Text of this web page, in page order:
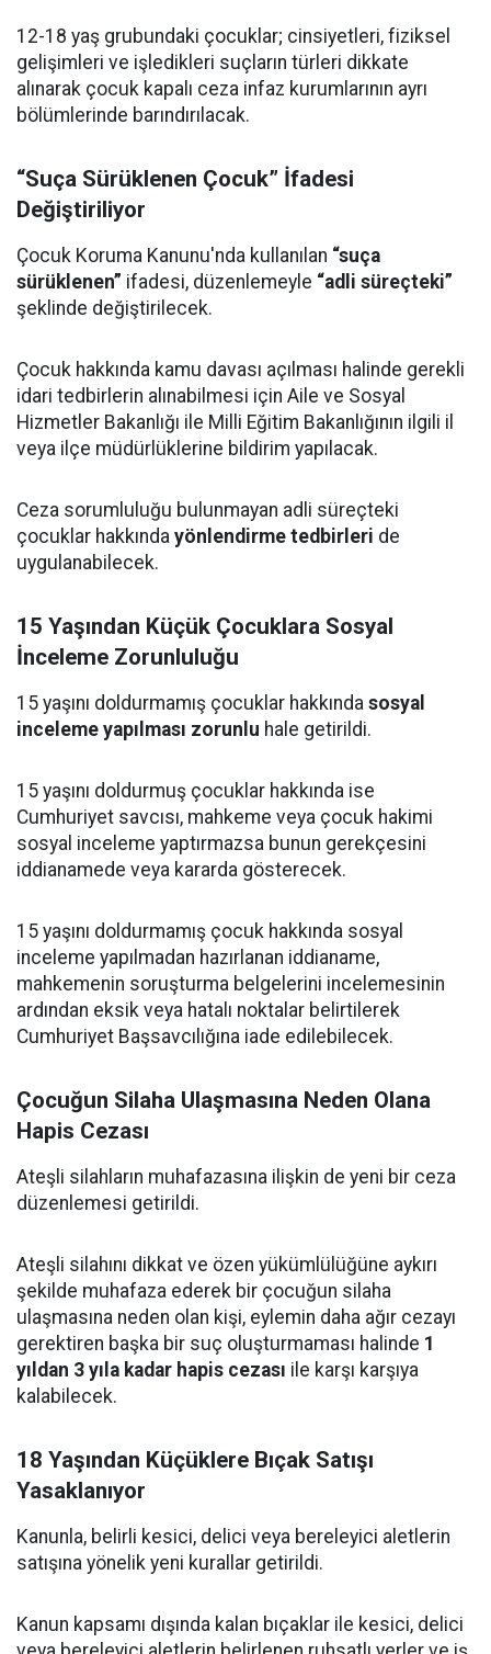
12-18 yaş grubundaki çocuklar; cinsiyetleri, fiziksel
gelişimleri ve işledikleri suçların türleri dikkate
alınarak çocuk kapalı ceza infaz kurumlarının ayrı
bölümlerinde barındırılacak.
“Suça Sürüklenen Çocuk” İfadesi
Değiştiriliyor
Çocuk Koruma Kanunu'nda kullanılan “suça
sürüklenen” ifadesi, düzenlemeyle “adli süreçteki”
şeklinde değiştirilecek.
Çocuk hakkında kamu davası açılması halinde gerekli
idari tedbirlerin alınabilmesi için Aile ve Sosyal
Hizmetler Bakanlığı ile Milli Eğitim Bakanlığının ilgili il
veya ilçe müdürlüklerine bildirim yapılacak.
Ceza sorumluluğu bulunmayan adli süreçteki
çocuklar hakkında yönlendirme tedbirleri de
uygulanabilecek.
15 Yaşından Küçük Çocuklara Sosyal
İnceleme Zorunluluğu
15 yaşını doldurmamış çocuklar hakkında sosyal
inceleme yapılması zorunlu hale getirildi.
15 yaşını doldurmuş çocuklar hakkında ise
Cumhuriyet savcısı, mahkeme veya çocuk hakimi
sosyal inceleme yaptırmazsa bunun gerekçesini
iddianamede veya kararda gösterecek.
15 yaşını doldurmamış çocuk hakkında sosyal
inceleme yapılmadan hazırlanan iddianame,
mahkemenin soruşturma belgelerini incelemesinin
ardından eksik veya hatalı noktalar belirtilerek
Cumhuriyet Başsavcılığına iade edilebilecek.
Çocuğun Silaha Ulaşmasına Neden Olana
Hapis Cezası
Ateşli silahların muhafazasına ilişkin de yeni bir ceza
düzenlemesi getirildi.
Ateşli silahını dikkat ve özen yükümlülüğüne aykırı
şekilde muhafaza ederek bir çocuğun silaha
ulaşmasına neden olan kişi, eylemin daha ağır cezayı
gerektiren başka bir suç oluşturmaması halinde 1
yıldan 3 yıla kadar hapis cezası ile karşı karşıya
kalabilecek.
18 Yaşından Küçüklere Bıçak Satışı
Yasaklanıyor
Kanunla, belirli kesici, delici veya bereleyici aletlerin
satışına yönelik yeni kurallar getirildi.
Kanun kapsamı dışında kalan bıçaklar ile kesici, delici